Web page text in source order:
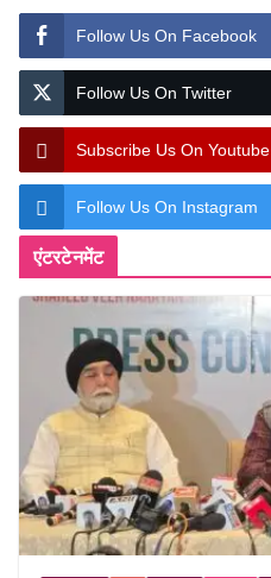
Follow Us On Facebook
Follow Us On Twitter
Subscribe Us On Youtube
Follow Us On Instagram
एंटरटेनमेंट